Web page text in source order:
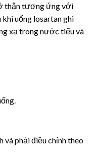
thận tương ứng với
uống losartan ghi
xạ trong nước tiểu và
và phải điều chỉnh theo